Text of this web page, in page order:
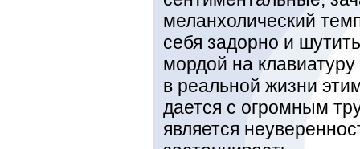
меланхолический
себя задорно и
мордой на
в реальной жизни
дается с огромным
является